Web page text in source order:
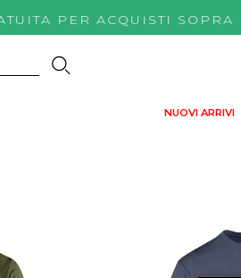
PER
NUOVI ARRIVI